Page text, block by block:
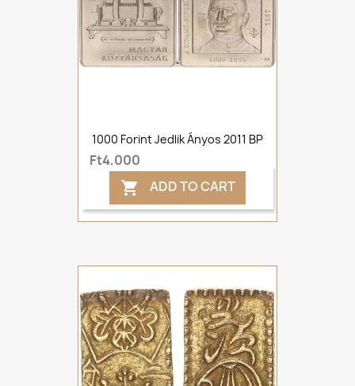
1000 Forint Jedlik Ányos 2011 BP
Ft4,000
 ADD TO CART